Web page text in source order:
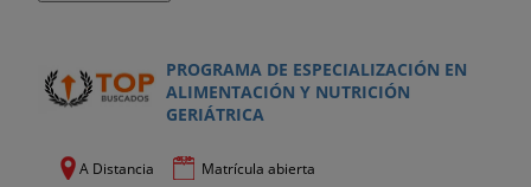
PROGRAMA DE ESPECIALIZACIÓN EN
ALIMENTACIÓN Y NUTRICIÓN
GERIÁTRICA
A Distancia Matrícula abierta